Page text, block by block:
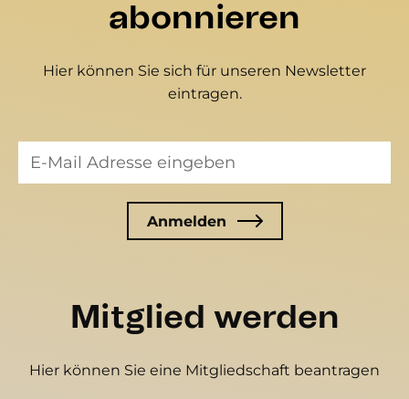
abonnieren
Hier können Sie sich für unseren Newsletter
eintragen.
Mitglied werden
Hier können Sie eine Mitgliedschaft beantragen